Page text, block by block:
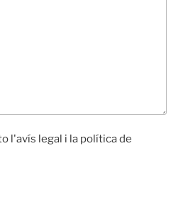
l'avís legal i la política de